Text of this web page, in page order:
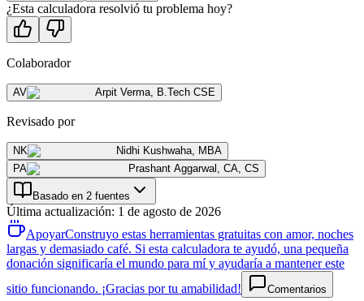
¿Esta calculadora resolvió tu problema hoy?
Colaborador
AV Arpit Verma B.Tech CSE
Revisado por
NK Nidhi Kushwaha MBA
PA
Prashant Aggarwal CA, CS
Basado en 2 fuentes
Última actualización: 1 de agosto de 2026
ApoyarConstruyo estas herramientas gratuitas con amor, noches
largas y demasiado café. Si esta calculadora te ayudó, una pequeña
donación significaría el mundo para mí y ayudaría a mantener este
sitio funcionando. ¡Gracias por tu amabilidad!
Comentarios